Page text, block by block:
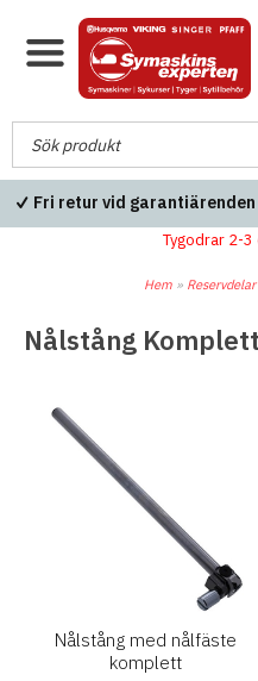
Fri retur vid garantiärenden
Tygodrar 2-3
Hem » Reservdelar
Nålstång Komplett
Nålstång med nålfäste
komplett